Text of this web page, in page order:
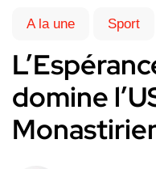
A la une Sport
domine